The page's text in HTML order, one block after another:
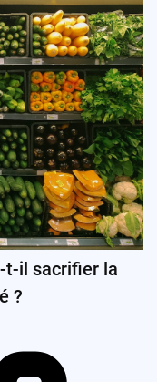
t-il sacrifier la
?